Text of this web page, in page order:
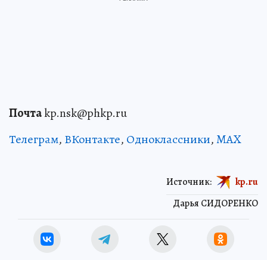
Почтаkp.nsk@phkp.ru
Телеграм, ВКонтакте, Одноклассники,MAX
Дарья СИДОРЕНКО
Источник: kp.ru